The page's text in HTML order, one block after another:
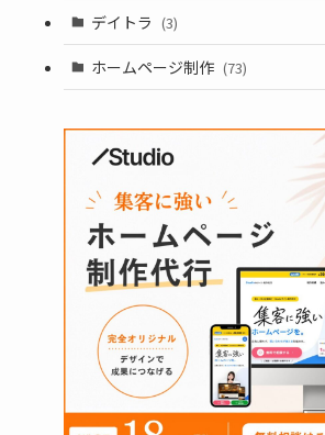
デイトラ (3)
ホームページ制作 (73)